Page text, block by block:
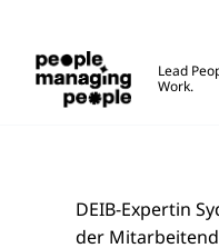
Lead
Work.
DEIB-Expertin
der